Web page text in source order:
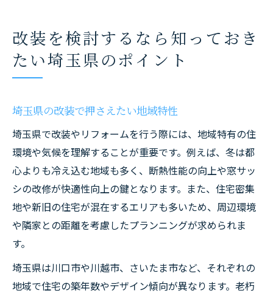
改装を検討するなら知っておき
たい埼玉県のポイント
埼玉県の改装で押さえたい地域特性
埼玉県で改装やリフォームを行う際には、地域特有の住
環境や気候を理解することが重要です。例えば、冬は都
心よりも冷え込む地域も多く、断熱性能の向上や窓サッ
シの改修が快適性向上の鍵となります。また、住宅密集
地や新旧の住宅が混在するエリアも多いため、周辺環境
や隣家との距離を考慮したプランニングが求められま
す。
埼玉県は川口市や川越市、さいたま市など、それぞれの
地域で住宅の築年数やデザイン傾向が異なります。老朽